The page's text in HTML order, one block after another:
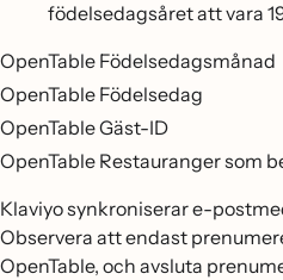
födelsedagsåret att vara
OpenTable Födelsedagsmånad
OpenTable Födelsedag
OpenTable Gäst-ID
OpenTable Restauranger som
Klaviyo synkroniserar e-
Observera att endast
OpenTable, och avsluta